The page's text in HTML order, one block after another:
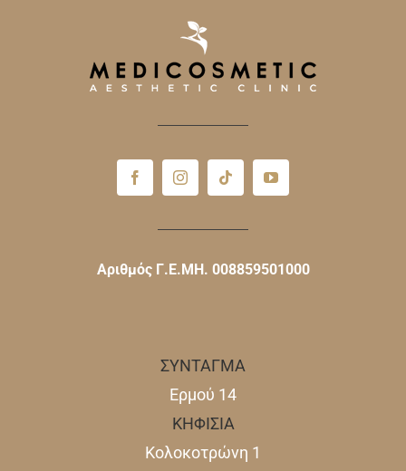
Αριθμός Γ.Ε.ΜΗ. 008859501000
ΣΥΝΤΑΓΜΑ
Ερμού 14
ΚΗΦΙΣΙΑ
Κολοκοτρώνη 1